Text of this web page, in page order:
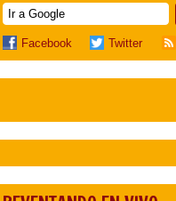
Facebook Twitter